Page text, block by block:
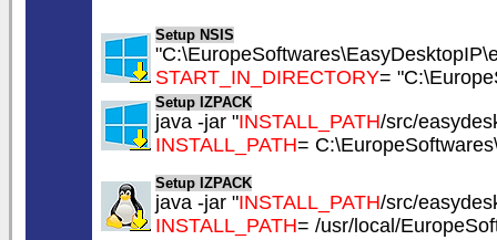
Setup NSIS
START_IN_DIRECTORY=
Setup IZPACK
java -jar "INSTALL_PATH/src/
INSTALL_PATH=
Setup IZPACK
java -jar "INSTALL_PATH/src/
INSTALL_PATH= /usr/local/